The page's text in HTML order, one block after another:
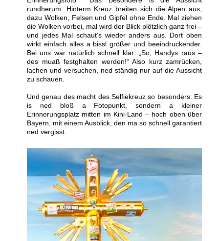
rundherum: Hinterm Kreuz breiten sich die Alpen aus,
dazu Wolken, Felsen und Gipfel ohne Ende. Mal ziehen
die Wolken vorbei, mal wird der Blick plötzlich ganz frei –
und jedes Mal schaut’s wieder anders aus. Dort oben
wirkt einfach alles a bissl größer und beeindruckender.
Bei uns war natürlich schnell klar: „So, Handys raus –
des muaß festghalten werden!“ Also kurz zamrücken,
lachen und versuchen, ned ständig nur auf die Aussicht
zu schauen.
Und genau des macht des Selfiekreuz so besonders: Es
is ned bloß a Fotopunkt, sondern a kleiner
Erinnerungsplatz mitten im Kini-Land – hoch oben über
Bayern, mit einem Ausblick, den ma so schnell garantiert
ned vergisst.